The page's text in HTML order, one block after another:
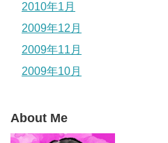
2010年1月
2009年12月
2009年11月
2009年10月
About Me